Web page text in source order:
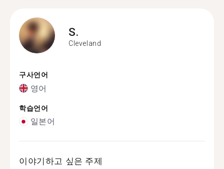
S.
Cleveland
구사언어
영어
학습언어
일본어
이야기하고 싶은 주제